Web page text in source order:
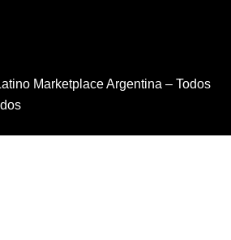
Marketplace Argentina – Todos